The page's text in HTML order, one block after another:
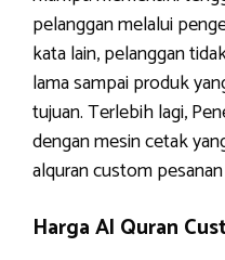
pelanggan melalui
kata lain, pelanggan
lama sampai produk
tujuan. Terlebih lagi,
dengan mesin cetak
alquran custom
Harga Al Quran